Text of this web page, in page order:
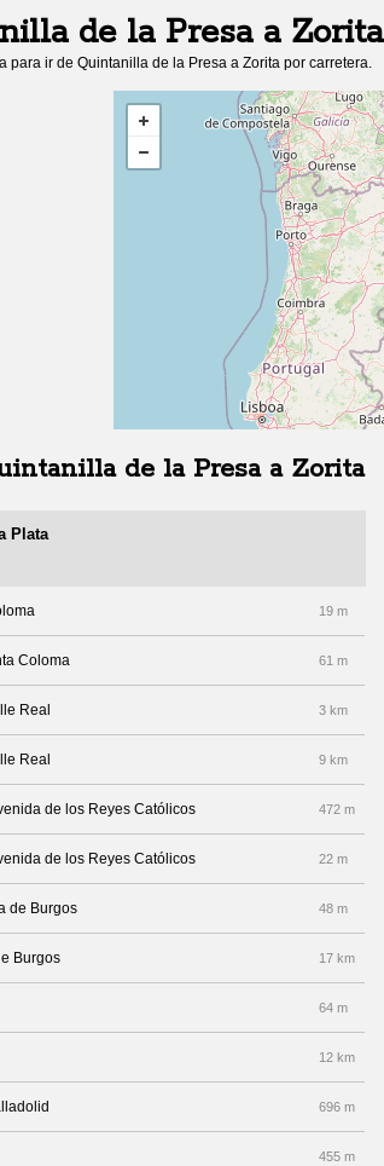
de la Presaa Zorita
para ir de Quintanilla de la Presa a Zorita por carretera.
de la Presaa Zorita
Plata
19 m
Coloma 61 m
Real 3 km
Real 9 km
de los Reyes Católicos 472 m
de los Reyes Católicos 22 m
de Burgos 48 m
Burgos 17 km
64 m
12 km
696 m
455 m